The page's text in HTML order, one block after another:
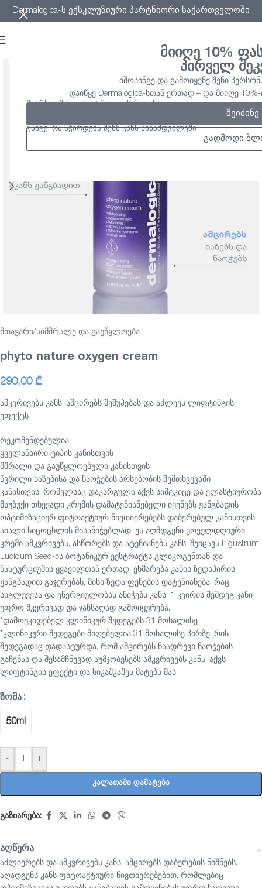
მიიღე 10%
პირველ
იშოპინგე და გამოიყენე შენი
დაიწყე Dermalogica-სთან ერთად – და მიიღე
შეარჩიე შენი კანის მოვლის რუტინა
შეიძინე
გაიგე, რა სჭირდება შენს კანს სინამდვილეში
გადმოდი
Dermalogica-ს ექსკლუზიური პარტნიორი საქართველოში
მთავარი/სიმშრალე და გაუწყლოება
phyto nature oxygen cream
290,00 ₾
ამკვრივებს კანს, ამცირებს შეშუპებას და აძლევს ლიფტინგის
ეფექტს
რეკომენდებულია:
ყველანაირი ტიპის კანისთვის
მშრალი და გაუწყლოებული კანისთვის
წვრილი ხაზებისა და ნაოჭების არსებობის შემთხვევაში
კანისთვის, რომელსაც დაკარგული აქვს სიმტკიცე და ელასტიურობა
მსუბუქი თხევადი კრემის დამატენიანებელი იყენებს ჟანგბადის
ოპტიმიზაციურ ფიტოაქტიურ ნივთიერებებს დაბერებულ კანისთვის
ახალი სიცოცხლის მისანიჭებლად. ეს აღმდგენი ყოველდღიური
კრემი ამკვრივებს, ასწორებს და ატენიანებს კანს. შეიცავს Ligustrum
Lucidum Seed-ის ბოტანიკურ ექსტრაქტს გლიკოგენთან და
ნასტურციუმის ყვავილთან ერთად, ეხმარება კანის ზედაპირის
ჟანგბადით გაჯერებას, მისი ზედა ფენების დატენიანება, რაც
სიგლუვესა და ენერგიულობას ანიჭებს კანს. 1 კვირის შემდეგ კანი
უფრო მკვრივად და ჯანსაღად გამოიყურება.
*დამოუკიდებელ კლინიკურ შედეგებს 31 მოხალისე
*კლინიკური შედეგები მიღებულია 31 მოხალისე პირზე, რის
შედეგადაც დადასტურდა, რომ ამცირებს ნაადრევი ნაოჭების
გაჩენას და შესამჩნევად აუმჯობესებს ამკვრივებს კანს, აქვს
ლიფტინგის ეფექტი და სიკაშკაშეს მატებს მას.
ᲖᲝᲛᲐ
50ml
- +
ᲙᲐᲚᲐᲗᲐᲨᲘ ᲓᲐᲛᲐᲢᲔᲑᲐ
გაზიარება:
აღწერა
აძლიერებს და ამკვრივებს კანს, ამცირებს დაბერების ნიშნებს.
აღადგენს კანს ფიტოაქტიური ნივთიერებებით, რომლებიც